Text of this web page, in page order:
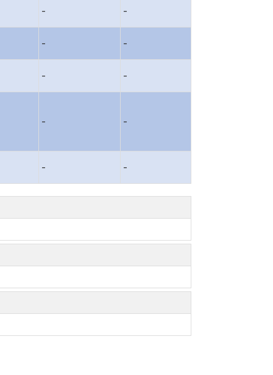
- -
- -
- -
- -
- -